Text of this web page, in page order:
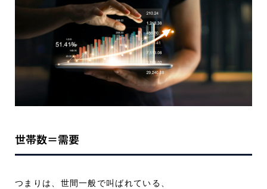
世帯数＝需要
つまりは、世間一般で叫ばれている、